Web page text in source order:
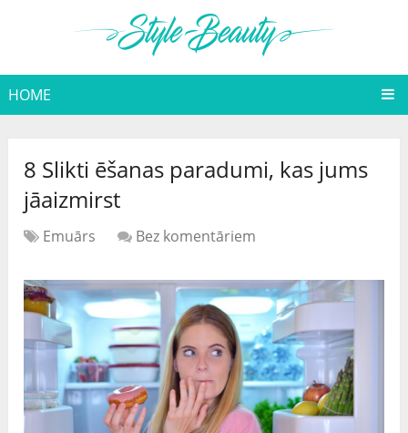
HOME
8 Slikti ēšanas paradumi, kas jums
jāaizmirst
Emuārs Bez komentāriem